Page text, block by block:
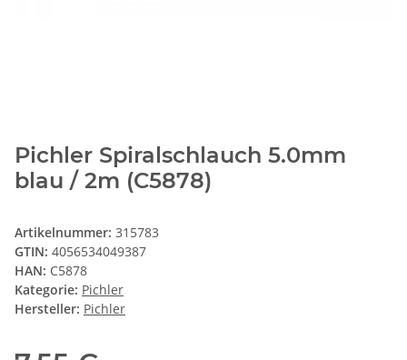
Pichler Spiralschlauch 5.0mm
blau / 2m (C5878)
Artikelnummer: 315783
GTIN: 4056534049387
HAN: C5878
Kategorie: Pichler
Hersteller: Pichler